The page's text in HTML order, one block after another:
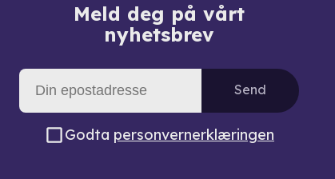
Meld deg på vårt
nyhetsbrev
Send
Godta personvernerklæringen